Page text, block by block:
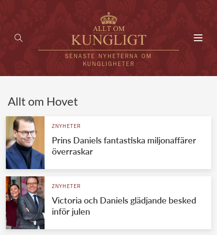
SENASTE NYHETERNA OM
KUNGLIGHETER
UTLÄNDSKT
VÄRLDENS KUNGAHUS
Svenska kungahuset
Brittiska kungahuset
REDAKTION
Allt om Hovet
ZNYHETER
Prins Daniels fantastiska miljonaffärer
överraskar
ZNYHETER
Victoria och Daniels glädjande besked
inför julen